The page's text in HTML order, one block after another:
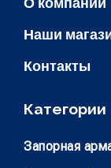
Наши
Контакты
Категории
Запорная